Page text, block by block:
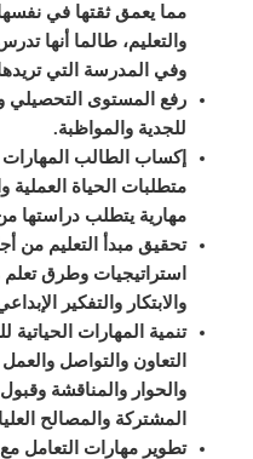
مما يعمق ثقتها في
والتعليم، طالما أنها
وفي المدرسة التي
رفع المستوى التحصيلي
للجدية والمواظبة.
إكساب الطالب المهارات
متطلبات الحياة العملية
مهارية يتطلب دراستها
تحقيق مبدأ التعليم من
استراتيجيات وطرق
والابتكار والتفكير
تنمية المهارات
التعاون والتواصل
والحوار والمناقشة
المشتركة والمصالح
تطوير مهارات التعامل مع